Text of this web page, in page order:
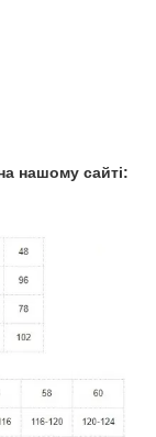
нашому сайті: